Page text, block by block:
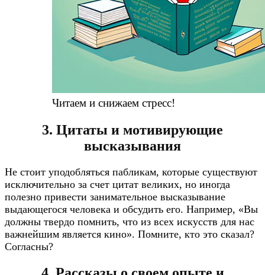
Читаем и снижаем стресс!
3. Цитаты и мотивирующие
высказывания
Не стоит уподобляться пабликам, которые существуют
исключительно за счет цитат великих, но иногда
полезно привести занимательное высказывание
выдающегося человека и обсудить его. Например, «Вы
должны твердо помнить, что из всех искусств для нас
важнейшим является кино». Помните, кто это сказал?
Согласны?